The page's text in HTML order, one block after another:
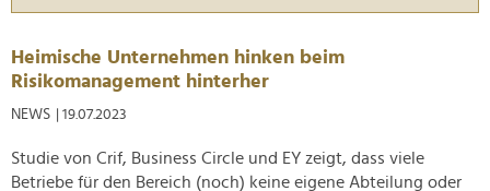
Heimische Unternehmen hinken beim
Risikomanagement hinterher
NEWS | 19.07.2023
Studie von Crif, Business Circle und EY zeigt, dass viele
Betriebe für den Bereich (noch) keine eigene Abteilung oder